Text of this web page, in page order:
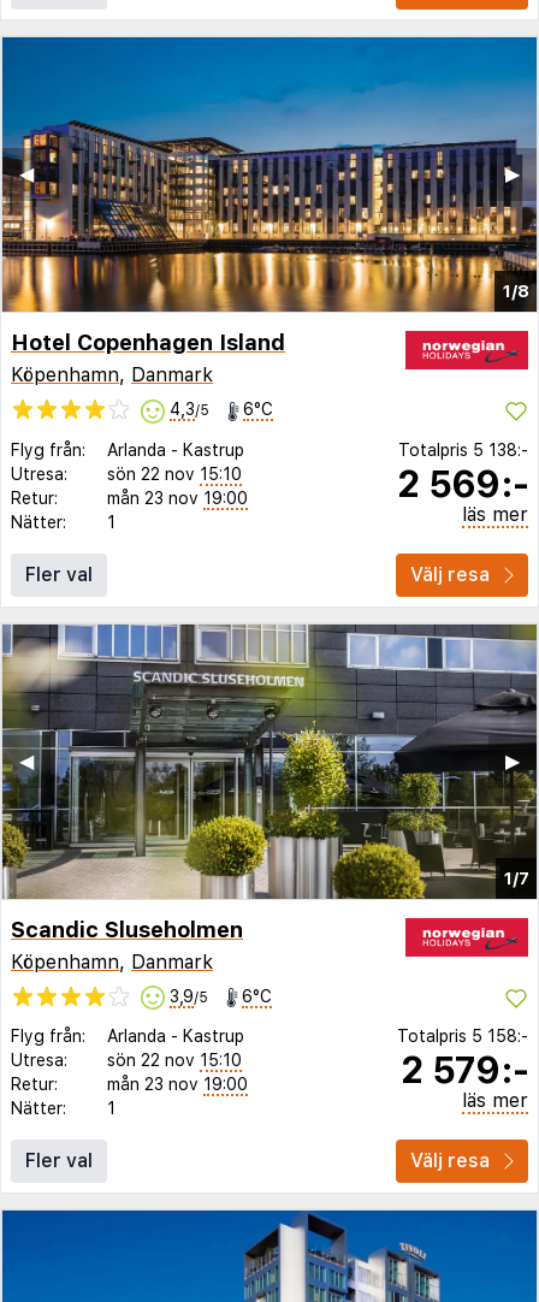
1/8
▶︎
◀︎
Hotel Copenhagen Island
Köpenhamn, Danmark
4,3/5 6°C
Flyg från: Arlanda - Kastrup
Utresa:
sön 22 nov 15:10
Retur:
mån 23 nov 19:00
Nätter:
1
Totalpris 5 138:-
2 569:-
läs mer
Fler val Välj resa
1/7
▶︎
◀︎
Scandic Sluseholmen
Köpenhamn, Danmark
3,9/5 6°C
Flyg från: Arlanda - Kastrup
Utresa:
sön 22 nov 15:10
Retur:
mån 23 nov 19:00
Nätter:
1
Totalpris 5 158:-
2 579:-
läs mer
Fler val Välj resa